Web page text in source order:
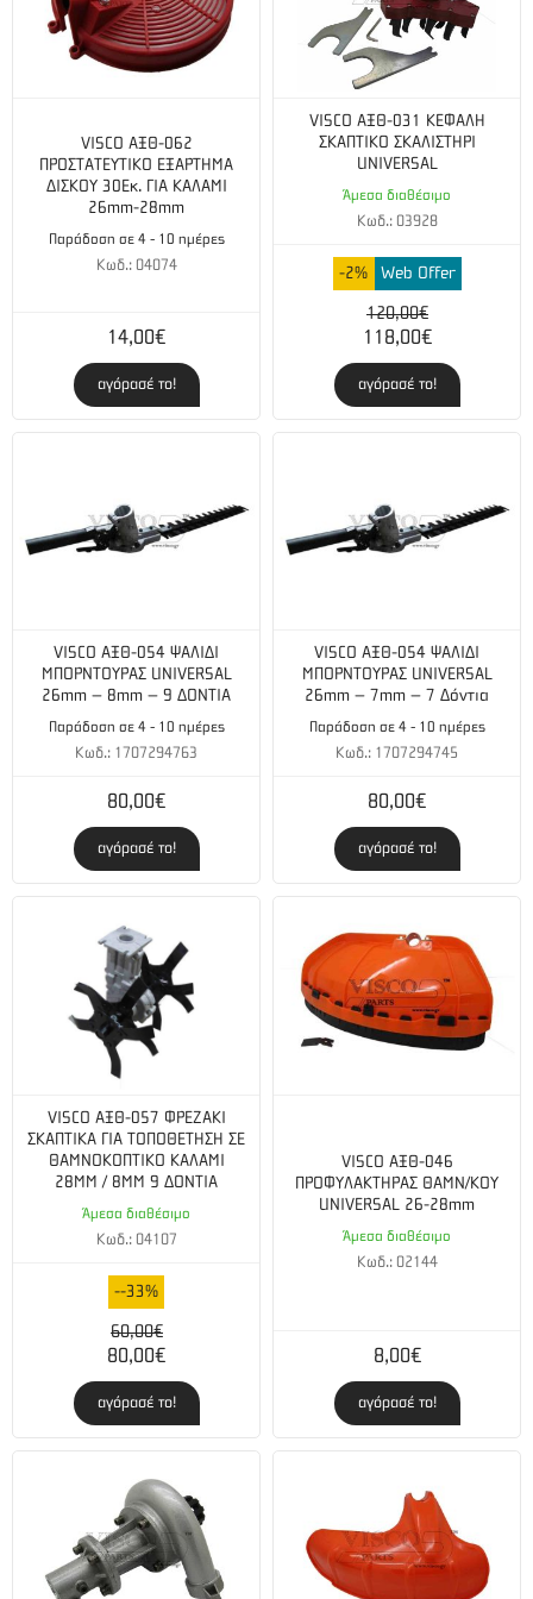
VISCO ΑΞΘ-062
ΠΡΟΣΤΑΤΕΥΤΙΚΟ ΕΞΑΡΤΗΜΑ
ΔΙΣΚΟΥ 30Εκ. ΓΙΑ ΚΑΛΑΜΙ
26mm-28mm
Παράδοση σε 4 - 10 ημέρες
Κωδ.: 04074
14,00€
αγόρασέ το!
VISCO ΑΞΘ-031 ΚΕΦΑΛΗ
ΣΚΑΠΤΙΚΟ ΣΚΑΛΙΣΤΗΡΙ
UNIVERSAL
Άμεσα διαθέσιμο
Κωδ.: 03928
-2% Web Offer
120,00€
118,00€
αγόρασέ το!
VISCO ΑΞΘ-054 ΨΑΛΙΔΙ
ΜΠΟΡΝΤΟΥΡΑΣ UNIVERSAL
26mm – 8mm – 9 ΔΟΝΤΙΑ
Παράδοση σε 4 - 10 ημέρες
Κωδ.: 1707294763
80,00€
αγόρασέ το!
VISCO ΑΞΘ-054 ΨΑΛΙΔΙ
ΜΠΟΡΝΤΟΥΡΑΣ UNIVERSAL
26mm – 7mm – 7 Δόντια
Παράδοση σε 4 - 10 ημέρες
Κωδ.: 1707294745
80,00€
αγόρασέ το!
VISCO ΑΞΘ-057 ΦΡΕΖΑΚΙ
ΣΚΑΠΤΙΚΑ ΓΙΑ ΤΟΠΟΘΕΤΗΣΗ ΣΕ
ΘΑΜΝΟΚΟΠΤΙΚΟ ΚΑΛΑΜΙ
28ΜΜ / 8ΜΜ 9 ΔΟΝΤΙΑ
Άμεσα διαθέσιμο
Κωδ.: 04107
--33%
60,00€
80,00€
αγόρασέ το!
VISCO ΑΞΘ-046
ΠΡΟΦΥΛΑΚΤΗΡΑΣ ΘΑΜΝ/ΚΟΥ
UNIVERSAL 26-28mm
Άμεσα διαθέσιμο
Κωδ.: 02144
8,00€
αγόρασέ το!